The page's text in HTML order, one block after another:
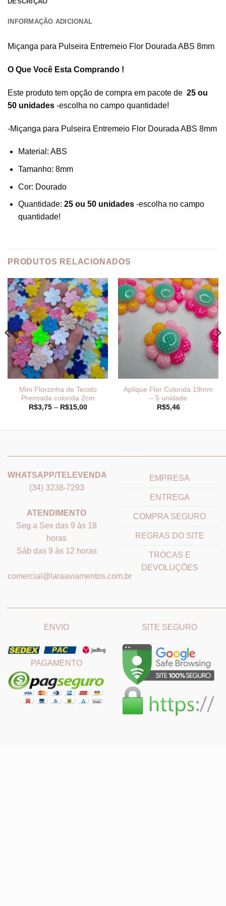
INFORMAÇÃO ADICIONAL
Miçanga para Pulseira Entremeio Flor Dourada ABS 8mm
O Que Você Esta Comprando !
Este produto tem opção de compra em pacote de 25 ou
50 unidades -escolha no campo quantidade!
-Miçanga para Pulseira Entremeio Flor Dourada ABS 8mm
Material: ABS
Tamanho: 8mm
Cor: Dourado
Quantidade: 25 ou 50 unidades-escolha no campo
quantidade!
PRODUTOS RELACIONADOS
Mini Florzinha de Tecido
Prensada colorida 2cm
R$3,75 – R$15,00Faixa
Aplique Flor Colorida 19mm
– 5 unidade
R$5,46
WHATSAPP/TELEVENDA
(34) 3238-7293
ATENDIMENTO
Seg a Sex das 9 às 18
horas
Sáb das 9 às 12 horas
comercial@laraaviamentos.com.br
EMPRESA
ENTREGA
COMPRA SEGURO
REGRAS DO SITE
TROCAS E
DEVOLUÇÕES
ENVIO
PAGAMENTO
SITE SEGURO